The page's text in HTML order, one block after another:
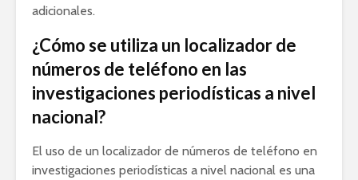
adicionales.
¿Cómo se utiliza un localizador de
números de teléfono en las
investigaciones periodísticas a nivel
nacional?
El uso de un localizador de números de teléfono en
investigaciones periodísticas a nivel nacional es una